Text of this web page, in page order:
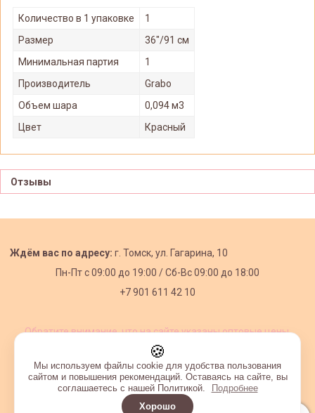
Количество в 1 упаковке
1
Размер
36"/91 см
Минимальная партия
1
Производитель
Grabo
Объем шара
0,094 м3
Цвет
Красный
Отзывы
Ждём вас по адресу: г. Томск, ул. Гагарина, 10
Пн-Пт с09:00 до 19:00 /Сб-Вс 09:00 до 18:00
+7 901 611 42 10
Обратите внимание, что на сайте указаны оптовые цены,
🍪
Мы используем файлы cookie для удобства пользования
сайтом и повышения рекомендаций. Оставаясь на сайте, вы
соглашаетесь с нашей Политикой.
Подробнее
Хорошо